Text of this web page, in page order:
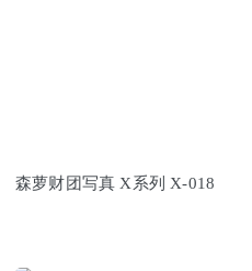
森萝财团写真 X系列 X-018